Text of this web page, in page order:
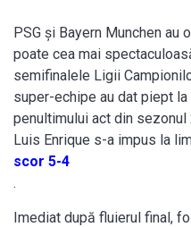
PSG și Bayern Munchen
poate cea mai
semifinalele Ligii
super-echipe au dat piept
penultimului act din sezonul
Luis Enrique s-a impus la
scor 5-4
.
Imediat după fluierul final,